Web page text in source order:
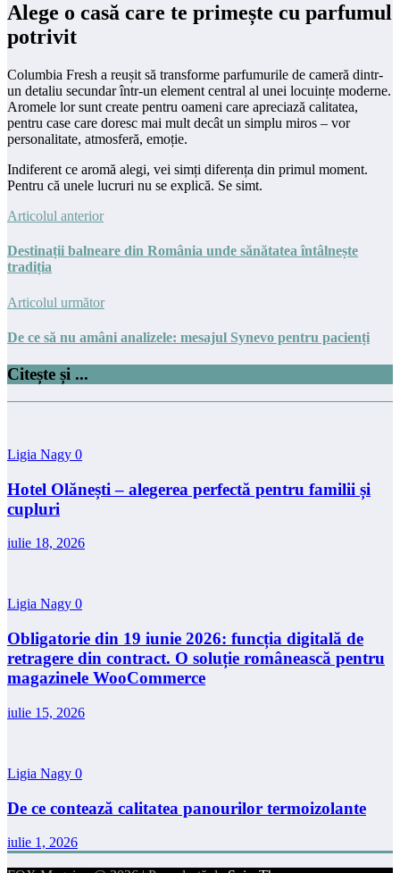
Alege o casă care te primește cu parfumul
potrivit
Columbia Fresh a reușit să transforme parfumurile de cameră dintr-
un detaliu secundar într-un element central al unei locuințe moderne.
Aromele lor sunt create pentru oameni care apreciază calitatea,
pentru case care doresc mai mult decât un simplu miros – vor
personalitate, atmosferă, emoție.
Indiferent ce aromă alegi, vei simți diferența din primul moment.
Pentru că unele lucruri nu se explică. Se simt.
Articolul anterior
Destinații balneare din România unde sănătatea întâlnește
tradiția
Articolul următor
De ce să nu amâni analizele: mesajul Synevo pentru pacienți
Citește și ...
Ligia Nagy 0
Hotel Olănești – alegerea perfectă pentru familii și
cupluri
iulie 18, 2026
Ligia Nagy 0
Obligatorie din 19 iunie 2026: funcția digitală de
retragere din contract. O soluție românească pentru
magazinele WooCommerce
iulie 15, 2026
Ligia Nagy 0
De ce contează calitatea panourilor termoizolante
iulie 1, 2026